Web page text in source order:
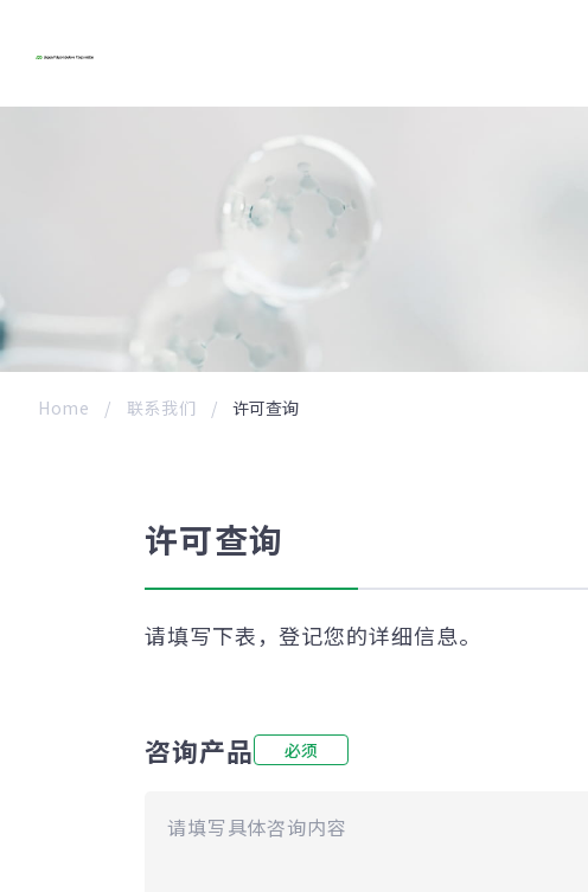
Home 联系我们 许可查询​
许可查询
请填写下表，登记您的详细信息。
咨询产品 必须